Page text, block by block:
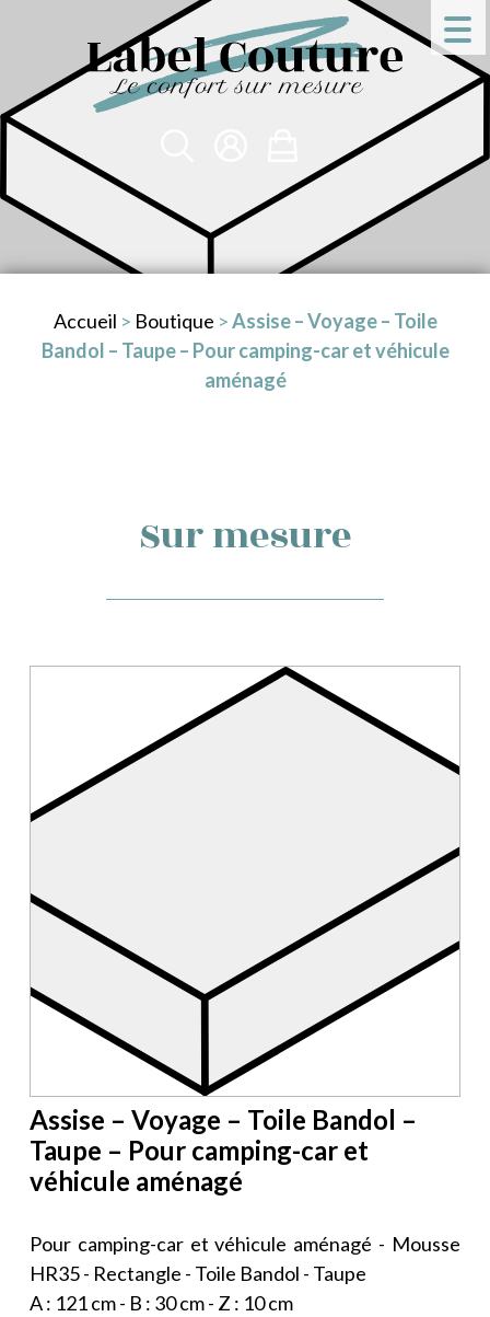
Accueil > Boutique >Assise – Voyage – Toile
Bandol – Taupe – Pour camping-car et véhicule
aménagé
Sur mesure
Assise – Voyage – Toile Bandol –
Taupe – Pour camping-car et
véhicule aménagé
Pour camping-car et véhicule aménagé - Mousse
HR35 - Rectangle - Toile Bandol - Taupe
A : 121 cm - B : 30 cm - Z : 10 cm